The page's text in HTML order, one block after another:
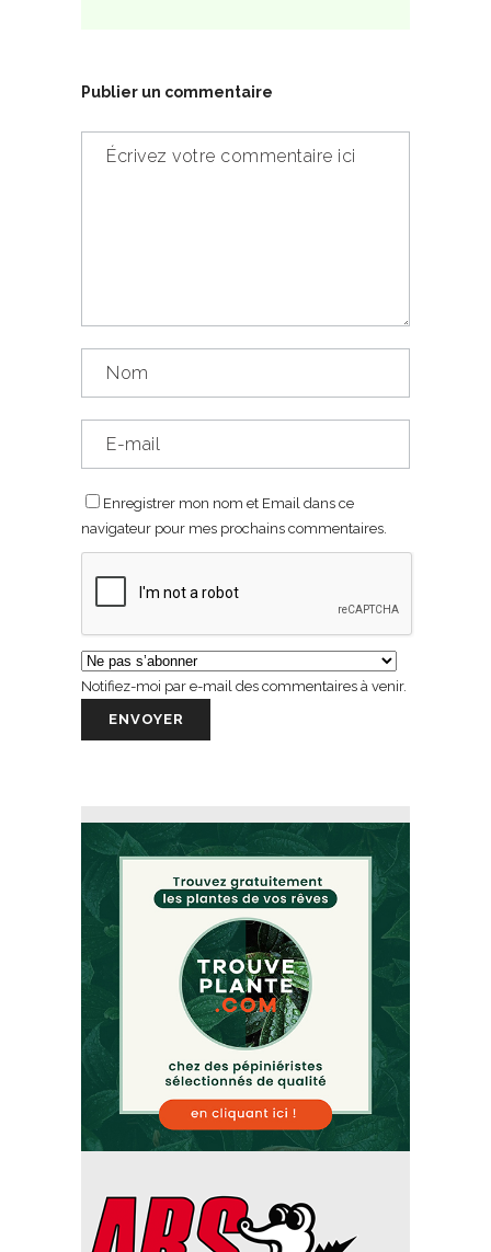
Publier un commentaire
Enregistrer mon nom et Email dans ce
navigateur pour mes prochains commentaires.
Notifiez-moi par e-mail des commentaires à venir.